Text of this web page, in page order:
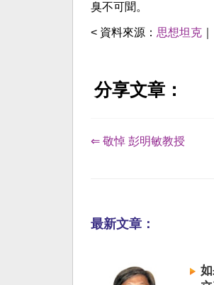
臭不可聞。
< 資料來源： 思想坦克
分享文章：
⇐ 敬悼 彭明敏教授
最新文章：